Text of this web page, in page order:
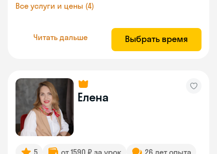
Все услуги и цены (4)
Читать дальше Выбрать время
Елена
5 от 1590 ₽ за урок 26 лет опыта